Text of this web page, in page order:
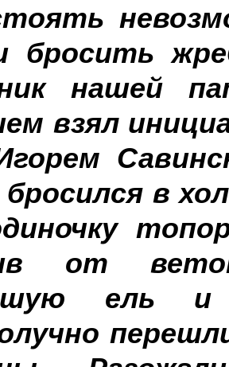
бросить
нашей
взял
бросился в
от
ель и